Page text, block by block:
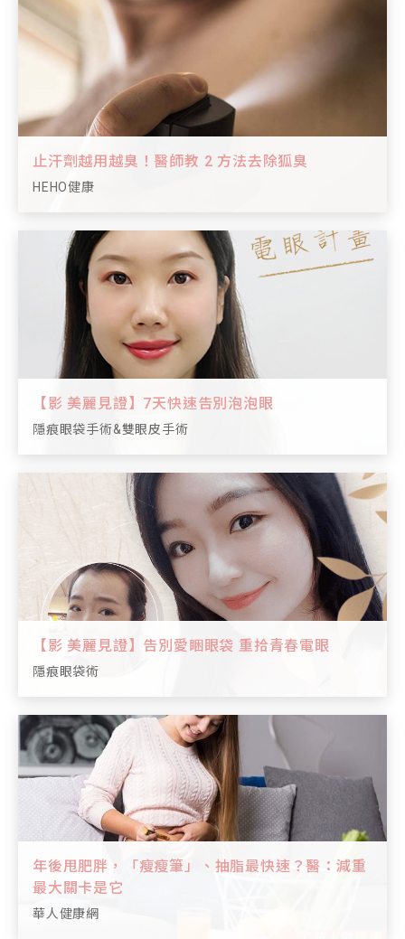
止汗劑越用越臭！醫師教 2 方法去除狐臭
HEHO健康
【影 美麗見證】7天快速告別泡泡眼
隱痕眼袋手術&雙眼皮手術
【影 美麗見證】告別愛睏眼袋 重拾青春電眼
隱痕眼袋術
年後甩肥胖，「瘦瘦筆」、抽脂最快速？醫：減重
最大關卡是它
華人健康網